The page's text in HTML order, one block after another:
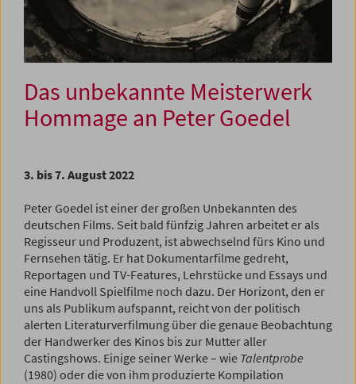
Das unbekannte Meisterwerk
Hommage an Peter Goedel
3. bis 7. August 2022
Peter Goedel ist einer der großen Unbekannten des
deutschen Films. Seit bald fünfzig Jahren arbeitet er als
Regisseur und Produzent, ist abwechselnd fürs Kino und
Fernsehen tätig. Er hat Dokumentarfilme gedreht,
Reportagen und TV-Features, Lehrstücke und Essays und
eine Handvoll Spielfilme noch dazu. Der Horizont, den er
uns als Publikum aufspannt, reicht von der politisch
alerten Literaturverfilmung über die genaue Beobachtung
der Handwerker des Kinos bis zur Mutter aller
Castingshows. Einige seiner Werke – wie Talentprobe
(1980) oder die von ihm produzierte Kompilation